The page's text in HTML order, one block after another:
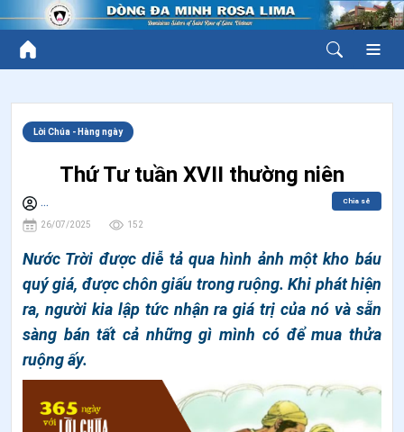
Lời Chúa - Hàng ngày
Thứ Tư tuần XVII thường niên
...
26/07/2025 152
Chia sẻ
Nước Trời được diễ tả qua hình ảnh một kho báu
quý giá, được chôn giấu trong ruộng. Khi phát hiện
ra, người kia lập tức nhận ra giá trị của nó và sẵn
sàng bán tất cả những gì mình có để mua thửa
ruộng ấy.